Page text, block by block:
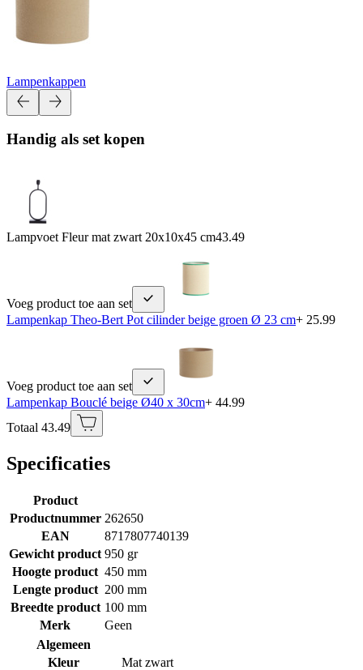
Lampenkappen
Handig als set kopen
Lampvoet Fleur mat zwart 20x10x45 cm43.49
Voeg product toe aan set
Lampenkap Theo-Bert Pot cilinder beige groen Ø 23 cm+ 25.99
Voeg product toe aan set
Lampenkap Bouclé beige Ø40 x 30cm+ 44.99
Totaal 43.49
Specificaties
Product
Productnummer 262650
EAN
8717807740139
Gewicht product 950 gr
Hoogte product 450 mm
Lengte product 200 mm
Breedte product 100 mm
Merk
Geen
Algemeen
Kleur
Mat zwart